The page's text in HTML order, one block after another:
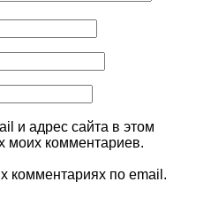
и адрес сайта в этом
моих комментариев.
комментариях по email.